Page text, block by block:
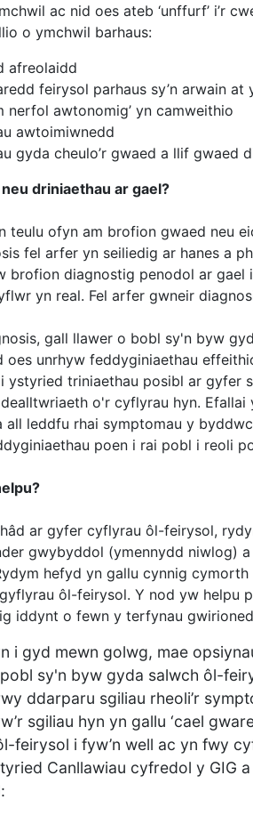
ac nid oes ateb ‘unffurf’ i’r
o ymchwil barhaus:
afreolaidd
feirysol parhaus sy’n arwain
nerfol awtonomig’ yn camweithio
awtoimiwnedd
gyda cheulo’r gwaed a llif gwaed
driniaethau ar gael?
teulu ofyn am brofion gwaed neu
fel arfer yn seiliedig ar hanes a
brofion diagnostig penodol ar
yn real. Fel arfer gwneir
gall llawer o bobl sy'n byw
oes unrhyw feddyginiaethau
ystyried triniaethau posibl ar gyfer
o'r cyflyrau hyn.
all leddfu rhai symptomau y
poen i rai pobl i reoli
ar gyfer cyflyrau ôl-feirysol,
gwybyddol (ymennydd niwlog)
hefyd yn gallu cynnig
ôl-feirysol. Y nod yw helpu
iddynt o fewn y terfynau
i gyd mewn golwg, mae
sy'n byw gyda salwch ôl-
ddarparu sgiliau rheoli’r
sgiliau hyn yn gallu ‘cael
feirysol i fyw’n well ac yn fwy
Canllawiau cyfredol y GIG